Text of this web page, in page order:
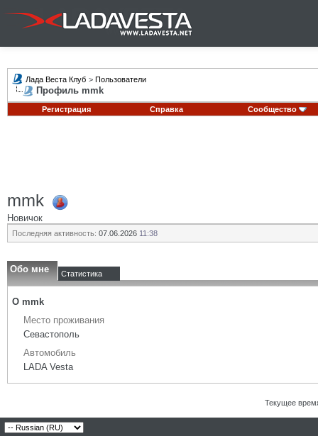
Лада Веста Клуб > Пользователи
Профиль mmk
Регистрация Справка Сообщество
mmk
Новичок
Последняя активность: 07.06.2026 11:38
Обо мне Статистика
О mmk
Место проживания
Севастополь
Автомобиль
LADA Vesta
Текущее